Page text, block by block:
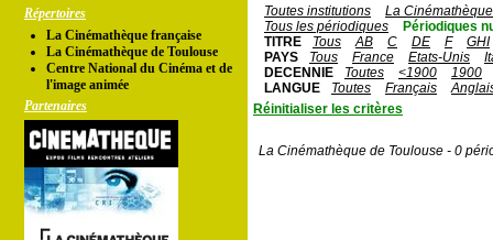
Répertoires
La Cinémathèque française
La Cinémathèque de Toulouse
Centre National du Cinéma et de
l'image animée
Partenaires
Toutes institutions
La
Tous les périodiques
Périodiques
TITRE
Tous AB C DE F
GHI
PAYS
Tous France Etats-Unis
DECENNIE
Toutes <1900
1900
LANGUE
Toutes Français
Réinitialiser les critères
La Cinémathèque de Toulouse - 0